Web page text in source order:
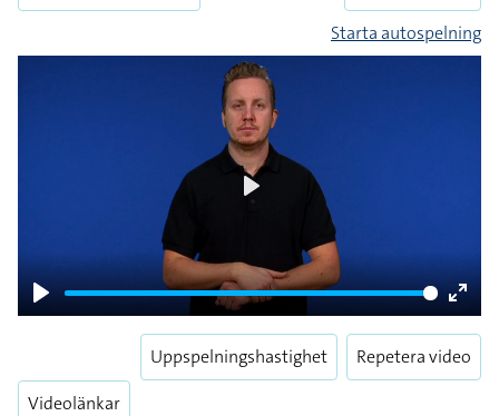
Starta autospelning
Play
Enter
Videolänkar
Uppspelningshastighet Repetera video